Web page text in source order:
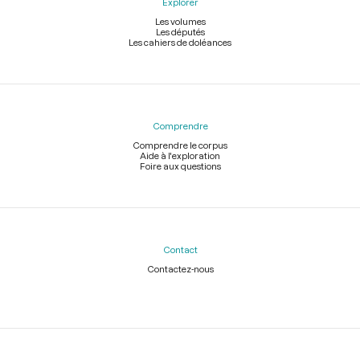
Les volumes
Les députés
Les cahiers de doléances
Comprendre
Comprendre le corpus
Aide à l'exploration
Foire aux questions
Contact
Contactez-nous
Légal